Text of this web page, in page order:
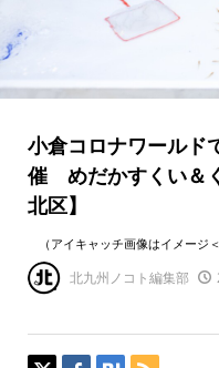
小倉コロナワールド
催 めだかすくい＆
北区】
（アイキャッチ画像はイメージ
北九州ノコト編集部